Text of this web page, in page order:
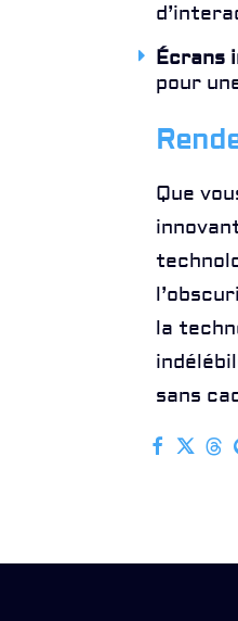
Écrans
pour
Que
la
sans